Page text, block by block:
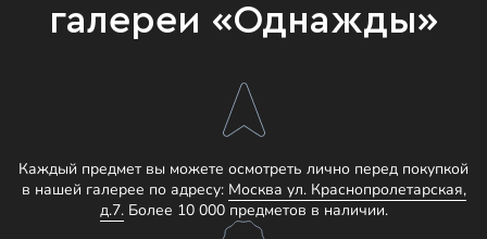
галереи «Однажды»
Каждый предмет вы можете осмотреть лично перед покупкой
в нашей галерее по адресу: Москва ул. Краснопролетарская,
д.7.Более 10 000 предметов в наличии.